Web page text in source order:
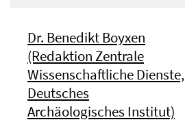
Dr. Benedikt Boyxen
(Redaktion Zentrale
Wissenschaftliche Dienste,
Deutsches
Archäologisches Institut)